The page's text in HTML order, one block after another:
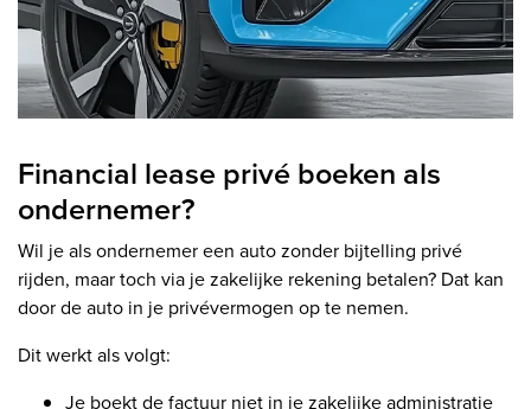
Financial lease privé boeken als
ondernemer?
Wil je als ondernemer een auto zonder bijtelling privé
rijden, maar toch via je zakelijke rekening betalen? Dat kan
door de auto in je privévermogen op te nemen.
Dit werkt als volgt:
Je boekt de factuur niet in je zakelijke administratie